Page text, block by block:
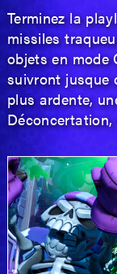
Terminez la
missiles
objets en mode
suivront jusque
plus ardente,